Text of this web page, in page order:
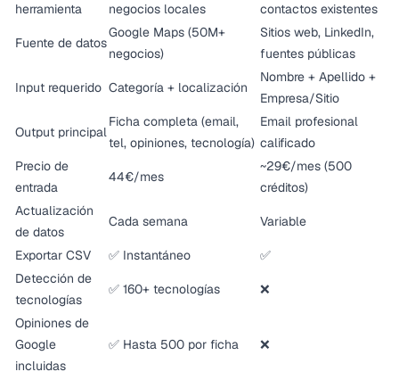
herramienta
negocios locales
contactos existentes
Fuente de datos
Google Maps (50M+
negocios)
Sitios web, LinkedIn,
fuentes públicas
Input requerido Categoría + localización
Nombre + Apellido +
Empresa/Sitio
Output principal
Ficha completa (email,
tel, opiniones, tecnología)
Email profesional
calificado
Precio de
entrada
44€/mes
~29€/mes (500
créditos)
Actualización
de datos
Cada semana Variable
Exportar CSV ✅ Instantáneo
✅
Detección de
tecnologías
✅ 160+ tecnologías ❌
Opiniones de
Google
incluidas
✅ Hasta 500 por ficha ❌